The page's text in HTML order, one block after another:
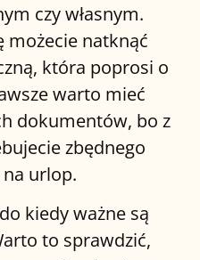
czy własnym.
możecie natknąć
która poprosi o
warto mieć
dokumentów, bo z
zbędnego
urlop.
kiedy ważne są
to sprawdzić,